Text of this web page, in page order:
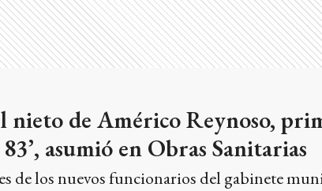
nieto de Américo Reynoso,
asumió en Obras Sanitarias
de los nuevos funcionarios del gabinete